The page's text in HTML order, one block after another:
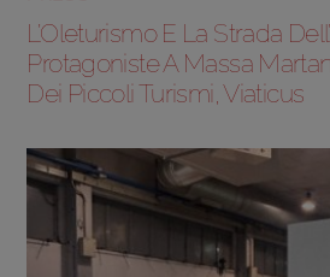
L’Oleturismo E La Strada
Protagoniste A Massa
Dei Piccoli Turismi, Viaticus